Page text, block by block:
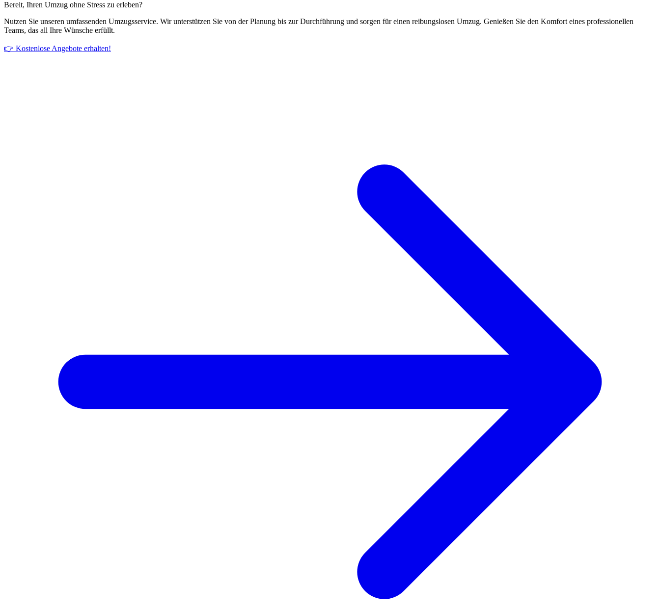
Bereit, Ihren Umzug ohne Stress zu erleben?
Nutzen Sie unseren umfassenden Umzugsservice. Wir unterstützen Sie von der Planung bis zur Durchführung und sorgen für einen reibungslosen Umzug. Genießen Sie den Komfort eines professionellen
Teams, das all Ihre Wünsche erfüllt.
👉 Kostenlose Angebote erhalten!